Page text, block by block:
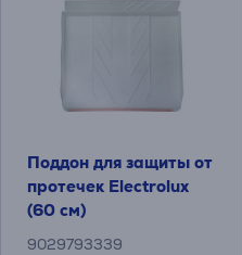
Поддон для защиты от
протечек Electrolux
(60 см)
9029793339